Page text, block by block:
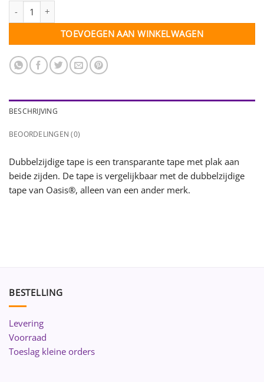
TOEVOEGEN AAN WINKELWAGEN
BESCHRIJVING
BEOORDELINGEN (0)
Dubbelzijdige tape is een transparante tape met plak aan
beide zijden. De tape is vergelijkbaar met de dubbelzijdige
tape van Oasis®, alleen van een ander merk.
BESTELLING
Levering
Voorraad
Toeslag kleine orders